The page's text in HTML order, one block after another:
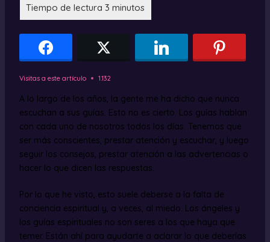
Visitas a este artículo 1.132
A lo largo de los años, la gente me ha dicho que nunca
escuchan a sus guías. Esto no es cierto. Los guías hablan
con cada uno de nosotros todos los días. Tenemos que
ser más conscientes, prestar atención y escuchar, y luego
seguir los consejos, prestar atención a las advertencias o
hacer lo que dicen las respuestas.
Por lo que he visto, esto suele deberse a la falta de
conciencia espiritual y, a veces, al miedo. Los ángeles y
los guías espirituales no son seres a los que haya que
temer. Están ahí para ayudarte a aclarar lo que deberías